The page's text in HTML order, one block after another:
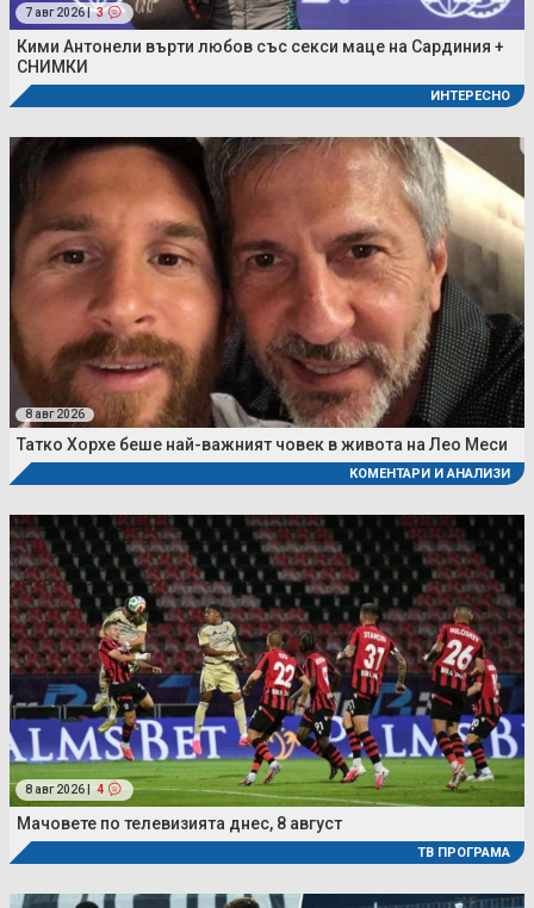
7 авг 2026 | 3
Кими Антонели върти любов със секси маце на Сардиния +
СНИМКИ
ИНТЕРЕСНО
8 авг 2026
Татко Хорхе беше най-важният човек в живота на Лео Меси
КОМЕНТАРИ И АНАЛИЗИ
8 авг 2026 | 4
Мачовете по телевизията днес, 8 август
ТВ ПРОГРАМА